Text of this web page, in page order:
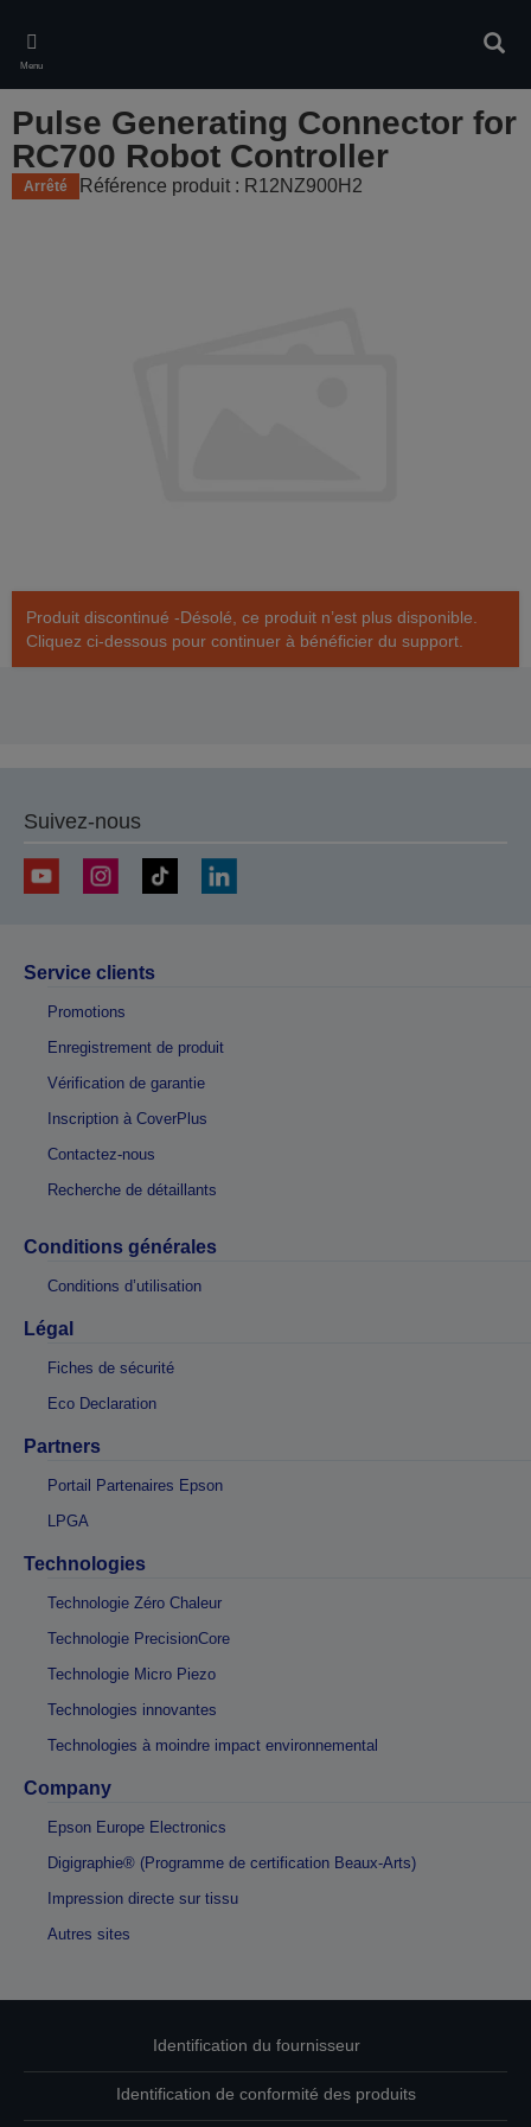
main
content
Menu
Pulse Generating Connector for
RC700 Robot Controller
Arrêté Référence produit : R12NZ900H2
Produit discontinué -Désolé, ce produit n’est plus disponible.
Cliquez ci-dessous pour continuer à bénéficier du support.
Suivez-nous
Service clients
Promotions
Enregistrement de produit
Vérification de garantie
Inscription à CoverPlus
Contactez-nous
Recherche de détaillants
Conditions générales
Conditions d’utilisation
Légal
Fiches de sécurité
Eco Declaration
Partners
Portail Partenaires Epson
LPGA
Technologies
Technologie Zéro Chaleur
Technologie PrecisionCore
Technologie Micro Piezo
Technologies innovantes
Technologies à moindre impact environnemental
Company
Epson Europe Electronics
Digigraphie® (Programme de certification Beaux-Arts)
Impression directe sur tissu
Autres sites
Identification du fournisseur
Identification de conformité des produits